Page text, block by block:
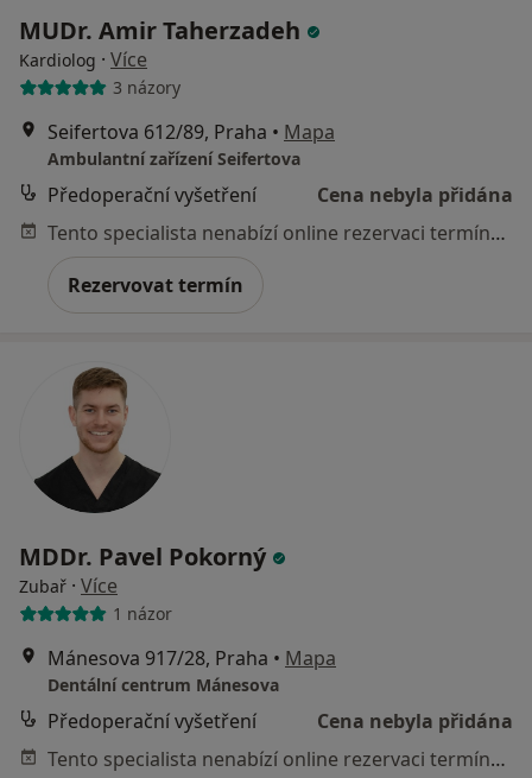
MUDr. Amir Taherzadeh
Kardiolog · Více
3 názory
Seifertova 612/89, Praha • Mapa
Ambulantní zařízení Seifertova
Předoperační vyšetření
Cena nebyla přidána
Tento specialista nenabízí online rezervaci termínu na této adrese.
Rezervovat termín
MDDr. Pavel Pokorný
Zubař · Více
1 názor
Mánesova 917/28, Praha • Mapa
Dentální centrum Mánesova
Předoperační vyšetření
Cena nebyla přidána
Tento specialista nenabízí online rezervaci termínu na této adrese.